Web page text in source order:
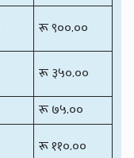
रू ९००.००
रू ३५०.००
रू ७५.००
रू ११०.००